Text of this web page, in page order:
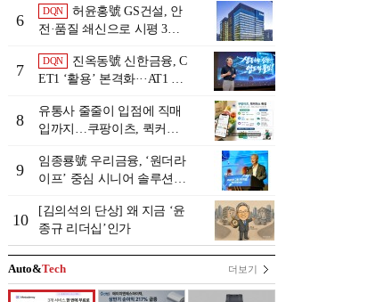
6
DQN
허윤홍號 GS건설, 안
전·품질 쇄신으로 시평 3위
7
DQN
진옥동號 신한금융, C
ET1 ‘활용’ 본격화···AT1 늘
view]
8
유통사 줄줄이 입점에 직매
입까지…쿠팡이츠, 퀵커머
9
임종룡號 우리금융, ‘원더라
이프’ 중심 시니어 솔루션
[금융 시니어 비즈니스 돋보
기]
10
[김의석의 단상] 왜 지금 ‘윤
종규 리더십’인가
Auto&Tech 더보기